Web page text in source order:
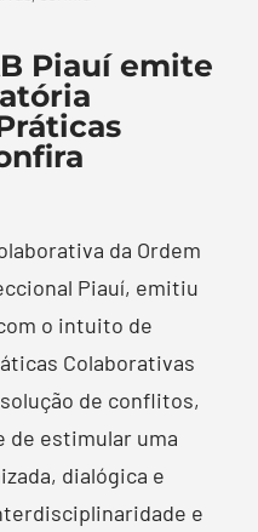
Piauí emite
da Ordem
Piauí, emitiu
o intuito de
Colaborativas
de conflitos,
de estimular uma
dialógica e
e